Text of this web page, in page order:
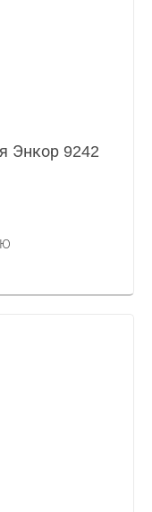
Энкор 9242